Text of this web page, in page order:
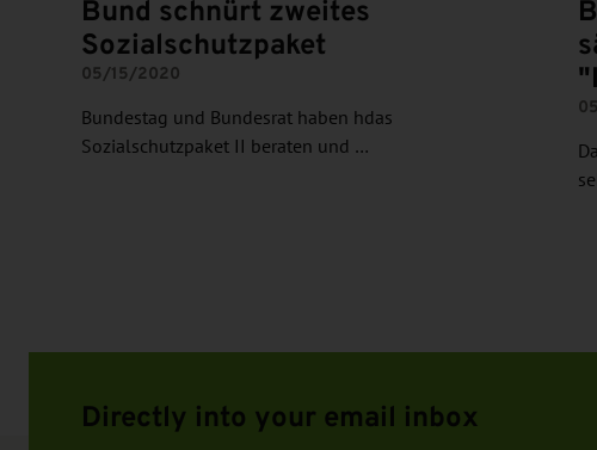
Bund schnürt zweites
Sozialschutzpaket
05/15/2020
Bundestag und Bundesrat haben hdas
Sozialschutzpaket II beraten und …
Directly into your email inbox